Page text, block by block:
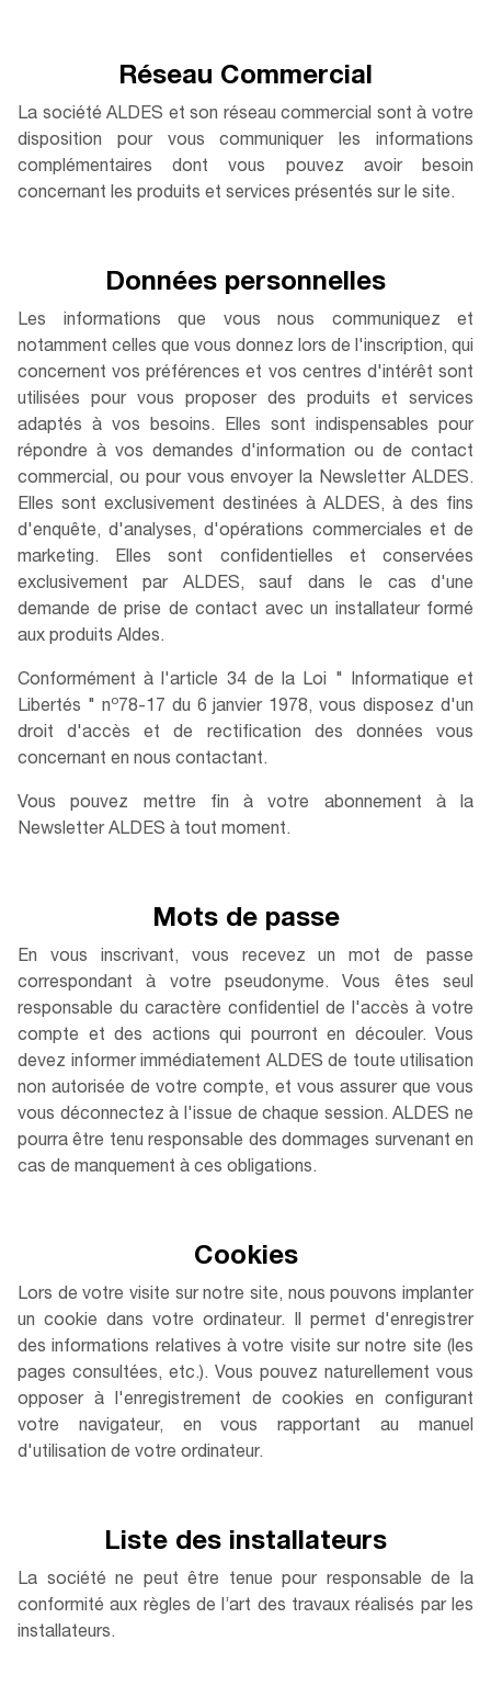
Réseau Commercial
La société ALDES et son réseau commercial sont à votre
disposition pour vous communiquer les informations
complémentaires dont vous pouvez avoir besoin
concernant les produits et services présentés sur le site.
Données personnelles
Les informations que vous nous communiquez et
notamment celles que vous donnez lors de l'inscription, qui
concernent vos préférences et vos centres d'intérêt sont
utilisées pour vous proposer des produits et services
adaptés à vos besoins. Elles sont indispensables pour
répondre à vos demandes d'information ou de contact
commercial, ou pour vous envoyer la Newsletter ALDES.
Elles sont exclusivement destinées à ALDES, à des fins
d'enquête, d'analyses, d'opérations commerciales et de
marketing. Elles sont confidentielles et conservées
exclusivement par ALDES, sauf dans le cas d'une
demande de prise de contact avec un installateur formé
aux produits Aldes.
Conformément à l'article 34 de la Loi " Informatique et
Libertés " no78-17 du 6 janvier 1978, vous disposez d'un
droit d'accès et de rectification des données vous
concernant en nous contactant.
Vous pouvez mettre fin à votre abonnement à la
Newsletter ALDES à tout moment.
Mots de passe
En vous inscrivant, vous recevez un mot de passe
correspondant à votre pseudonyme. Vous êtes seul
responsable du caractère confidentiel de l'accès à votre
compte et des actions qui pourront en découler. Vous
devez informer immédiatement ALDES de toute utilisation
non autorisée de votre compte, et vous assurer que vous
vous déconnectez à l'issue de chaque session. ALDES ne
pourra être tenu responsable des dommages survenant en
cas de manquement à ces obligations.
Cookies
Lors de votre visite sur notre site, nous pouvons implanter
un cookie dans votre ordinateur. Il permet d'enregistrer
des informations relatives à votre visite sur notre site (les
pages consultées, etc.). Vous pouvez naturellement vous
opposer à l'enregistrement de cookies en configurant
votre navigateur, en vous rapportant au manuel
d'utilisation de votre ordinateur.
Liste des installateurs
La société ne peut être tenue pour responsable de la
conformité aux règles de l’art des travaux réalisés par les
installateurs.